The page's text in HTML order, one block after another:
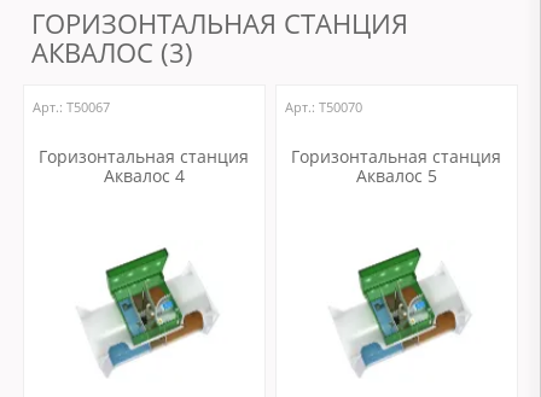
ГОРИЗОНТАЛЬНАЯ СТАНЦИЯ
АКВАЛОС (3)
Арт.: Т50067
Горизонтальная станция
Аквалос 4
Арт.: Т50070
Горизонтальная станция
Аквалос 5